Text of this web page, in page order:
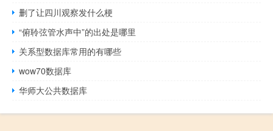
删了让四川观察发什么梗
“俯聆弦管水声中”的出处是哪里
关系型数据库常用的有哪些
wow70数据库
华师大公共数据库